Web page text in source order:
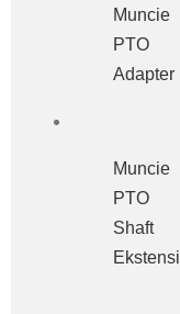
Muncie
PTO
Adapter
Muncie
PTO
Shaft
Ekstensi